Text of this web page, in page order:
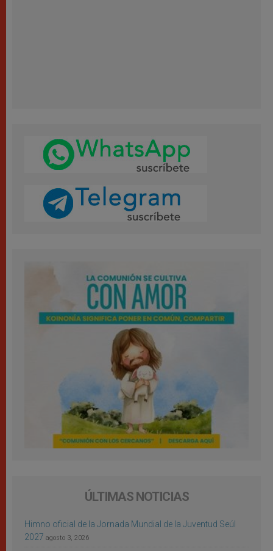
ÚLTIMAS NOTICIAS
Himno oficial de la Jornada Mundial de la Juventud Seúl
2027 agosto 3, 2026